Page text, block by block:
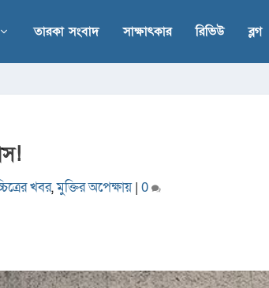
তারকা সংবাদ সাক্ষাৎকার রিভিউ ব্লগ
খবর,মুক্তির অপেক্ষায়|0